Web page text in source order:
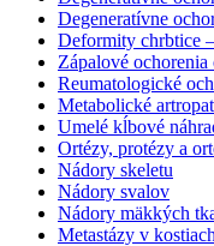
Degeneratívne
Deformity chrbtice
Zápalové ochorenia
Reumatologické
Metabolické
Umelé kĺbové
Ortézy, protézy a
Nádory skeletu
Nádory svalov
Nádory mäkkých
Metastázy v kostiach